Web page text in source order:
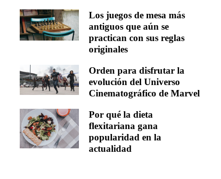
Los juegos de mesa más
antiguos que aún se
practican con sus reglas
originales
Orden para disfrutar la
evolución del Universo
Cinematográfico de Marvel
Por qué la dieta
flexitariana gana
popularidad en la
actualidad